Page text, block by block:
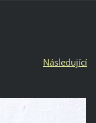
Následující